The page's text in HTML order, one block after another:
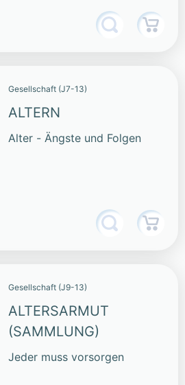
Gesellschaft (J7-13)
ALTERN
Alter - Ängste und Folgen
Gesellschaft (J9-13)
ALTERSARMUT
(SAMMLUNG)
Jeder muss vorsorgen